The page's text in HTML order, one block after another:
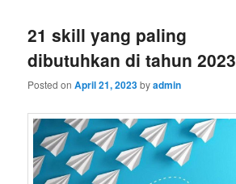
21 skill yang paling
dibutuhkan di tahun 2023
Posted onApril 21, 2023byadmin